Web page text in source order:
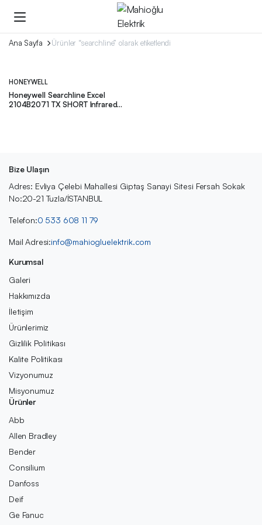
Ana Sayfa Ürünler “searchline” olarak etiketlendi
HONEYWELL
Honeywell Searchline Excel
2104B2071 TX SHORT Infrared
Bize Ulaşın
Adres: Evliya Çelebi Mahallesi Giptaş Sanayi Sitesi Fersah Sokak
No:20-21 Tuzla/İSTANBUL
Telefon:0 533 608 11 79
Mail Adresi:info@mahiogluelektrik.com
Kurumsal
Galeri
Hakkımızda
İletişim
Ürünlerimiz
Gizlilik Politikası
Kalite Politikası
Vizyonumuz
Misyonumuz
Ürünler
Abb
Allen Bradley
Bender
Consilium
Danfoss
Deif
Ge Fanuc